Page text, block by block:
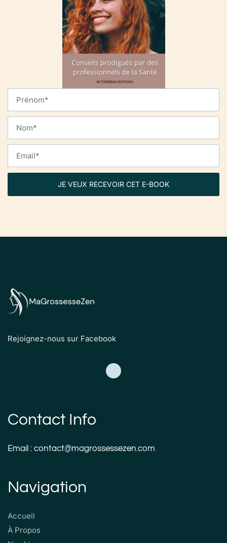
JE VEUX RECEVOIR CET E-BOOK
Rejoignez-nous sur Facebook
Contact Info
Email : contact@magrossessezen.com
Navigation
Accueil
À Propos